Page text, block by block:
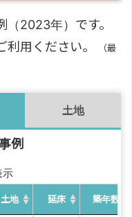
2023年）です。
利用ください。
（最
土地
事例
示
土地 延床 築年数